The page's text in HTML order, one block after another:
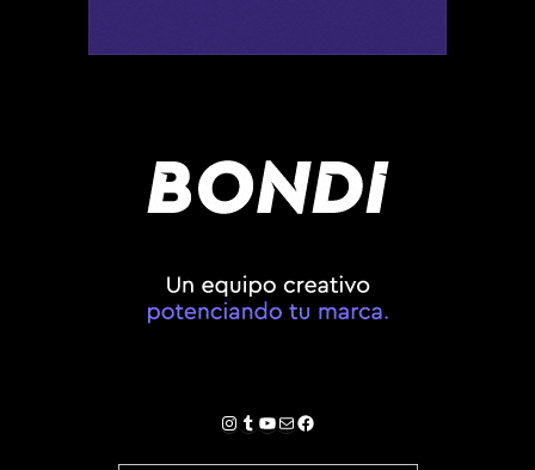
Instagram
Tumblr
YouTube
Correo electrónico
Facebook